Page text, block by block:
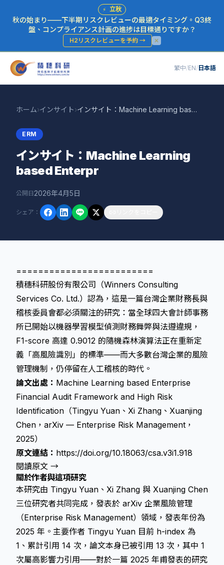
⚡ 立秋
秋の始まり——下半期リスクレビューの最適タイミング。Q3終
盤、コンプライアンス計画の進捗は目標通りですか？
H2リスクレビューを予約 →
繁中/EN/ 日本語
ホーム›インサイト› インサイト：Machine Learning based Enterpr
ERM
インサイト：Machine Learning
based Enterpr
公開日 2026年4月5日
シェア ：
=========================
積穗科研股份有限公司（Winners Consulting
Services Co. Ltd.）認為，這是一篇台灣企業財務長與
稽核委員會都必須關注的研究：當全球四大會計師事務
所已開始以機器學習模型偵測財務舞弊與法遵違規，
F1-score 高達 0.9012 的隨機森林演算法正在重新定
義「高風險識別」的標準——而大多數台灣企業的風險
管理機制，仍停留在人工稽核的時代。
論文出處： Machine Learning based Enterprise
Financial Audit Framework and High Risk
Identification（Tingyu Yuan、Xi Zhang、Xuanjing
Chen，arXiv — Enterprise Risk Management，
2025）
原文連結： https://doi.org/10.18063/csa.v3i1.918
閱讀原文 →
關於作者與這項研究
本研究由 Tingyu Yuan、Xi Zhang 與 Xuanjing Chen
三位研究者共同完成，發表於 arXiv 企業風險管理
（Enterprise Risk Management）領域，發表年份為
2025 年。主要作者 Tingyu Yuan 目前 h-index 為
1、累計引用 14 次，論文本身已被引用 13 次，其中 1
次屬高影響力引用——對於一篇 2025 年甫發表的研究